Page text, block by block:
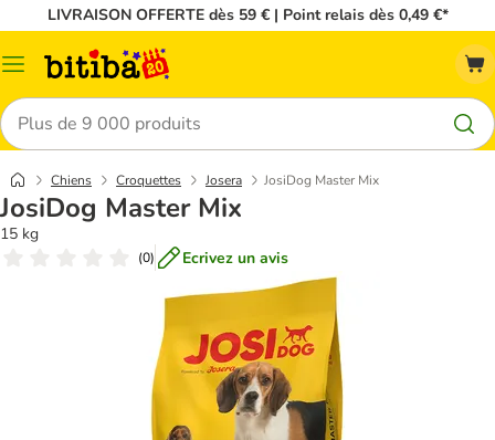
LIVRAISON OFFERTE dès 59 € | Point relais dès 0,49 €*
Menu
Rechercher
Chiens Croquettes Josera JosiDog Master Mix
JosiDog Master Mix
15 kg
(0) Ecrivez un avis